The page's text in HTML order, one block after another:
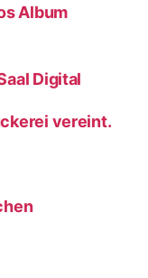
Album
Digital
vereint.